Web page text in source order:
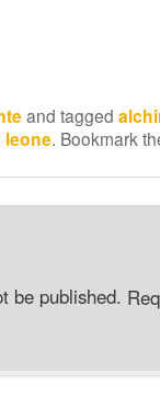
and tagged
leone. Bookmark
be published.